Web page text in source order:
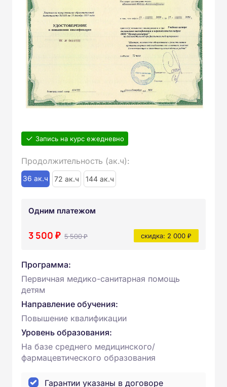
Запись на курс ежедневно
Продолжительность (ак.ч):
36 ак.ч 72 ак.ч 144 ак.ч
Одним платежом
3 500 ₽ 5 500 ₽ скидка: 2 000 ₽
Программа:
Первичная медико-санитарная помощь
детям
Направление обучения:
Повышение квалификации
Уровень образования:
На базе среднего медицинского/
фармацевтического образования
Гарантии указаны в договоре